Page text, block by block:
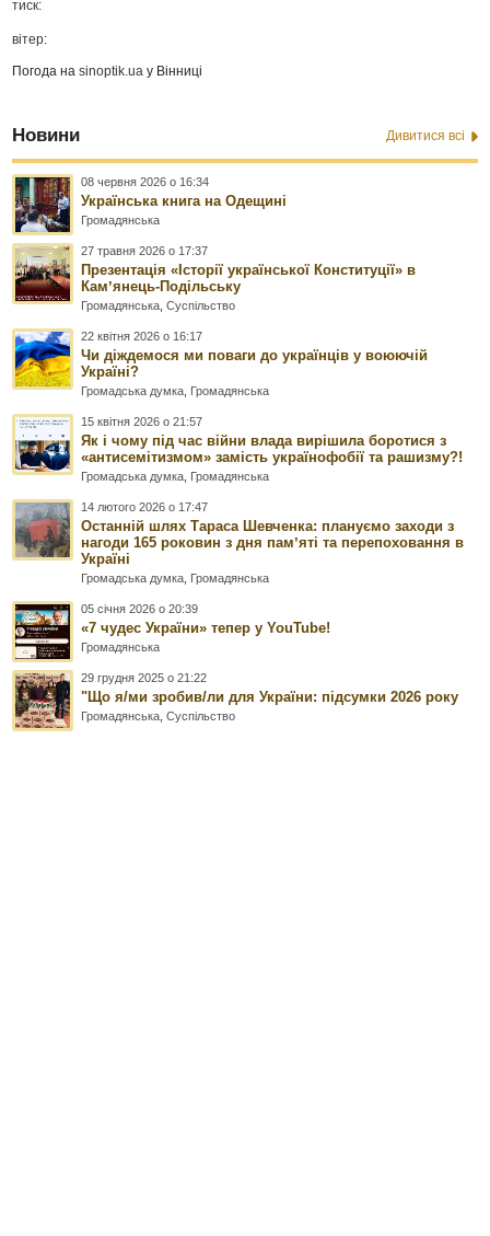
тиск:
вітер:
Погода наsinoptik.ua у Вінниці
Новини Дивитися всі
08 червня 2026 о 16:34
Українська книга на Одещині
Громадянська
27 травня 2026 о 17:37
Презентація «Історії української Конституції» в
Камʼянець-Подільську
Громадянська ,Суспільство
22 квітня 2026 о 16:17
Чи діждемося ми поваги до українців у воюючій
Україні?
Громадська думка Громадянська
15 квітня 2026 о 21:57
Як і чому під час війни влада вирішила боротися з
«антисемітизмом» замість українофобії та рашизму?!
Громадська думка Громадянська
14 лютого 2026 о 17:47
Останній шлях Тараса Шевченка: плануємо заходи з
нагоди 165 роковин з дня памʼяті та перепоховання в
Україні
Громадська думка Громадянська
05 січня 2026 о 20:39
«7 чудес України» тепер у YouTube!
Громадянська
29 грудня 2025 о 21:22
"Що я/ми зробив/ли для України: підсумки 2026 року
Громадянська ,Суспільство